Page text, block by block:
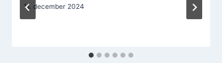
11. december 2024